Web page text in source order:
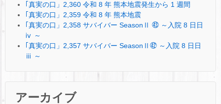
｢真実の口」2,360 令和 8 年 熊本地震発生から 1 週間
｢真実の口」2,359 令和 8 年 熊本地震
｢真実の口」2,358 サバイバー SeasonⅡ ㊸ ～入院 8 日日
ⅳ ～
｢真実の口」2,357 サバイバー SeasonⅡ㊷ ～入院 8 日日
ⅲ ～
アーカイブ